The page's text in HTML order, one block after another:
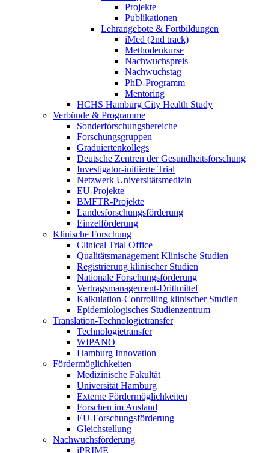
Projekte
Publikationen
Lehrangebote & Fortbildungen
iMed (2nd track)
Methodenkurse
Nachwuchspreis
Nachwuchstag
PhD-Programm
Mentoring
HCHS Hamburg City Health Study
Verbünde & Programme
Sonderforschungsbereiche
Forschungsgruppen
Graduiertenkollegs
Deutsche Zentren der Gesundheitsforschung
Investigator-initiierte Trial
Netzwerk Universitätsmedizin
EU-Projekte
BMFTR-Projekte
Landesforschungsförderung
Einzelförderung
Klinische Forschung
Clinical Trial Office
Qualitätsmanagement Klinische Studien
Registrierung klinischer Studien
Nationale Forschungsförderung
Vertragsmanagement-Drittmittel
Kalkulation-Controlling klinischer Studien
Epidemiologisches Studienzentrum
Translation-Technologietransfer
Technologietransfer
WIPANO
Hamburg Innovation
Fördermöglichkeiten
Medizinische Fakultät
Universität Hamburg
Externe Fördermöglichkeiten
Forschen im Ausland
EU-Forschungsförderung
Gleichstellung
Nachwuchsförderung
iPRIME